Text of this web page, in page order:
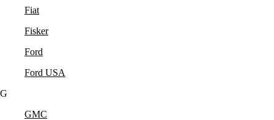
Fiat
Fisker
Ford
Ford USA
G
GMC